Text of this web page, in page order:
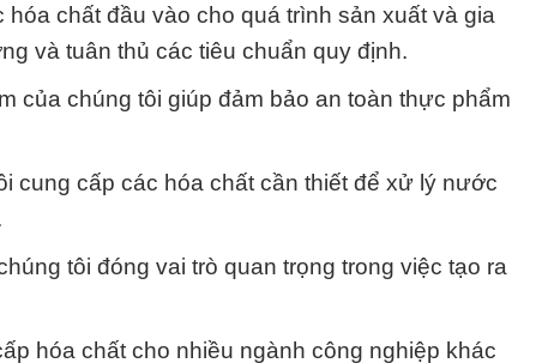
chất đầu vào cho quá trình sản xuất và gia
và tuân thủ các tiêu chuẩn quy định.
của chúng tôi giúp đảm bảo an toàn thực phẩm
cung cấp các hóa chất cần thiết để xử lý nước
tôi đóng vai trò quan trọng trong việc tạo ra
hóa chất cho nhiều ngành công nghiệp khác